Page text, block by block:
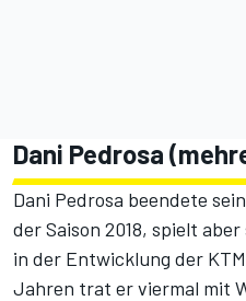
Dani Pedrosa
Dani Pedrosa beendete
der Saison 2018, spielt
in der Entwicklung der
Jahren trat er viermal mit